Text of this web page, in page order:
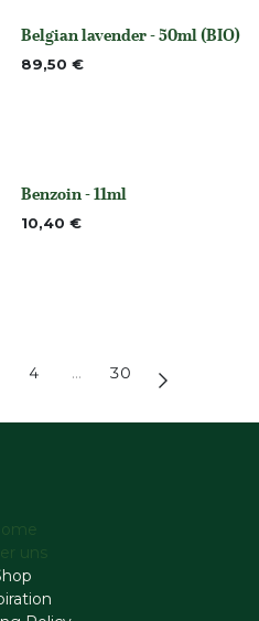
None
Belgian lavender - 50ml (BIO)
89,50 €
None
Benzoin - 11ml
10,40 €
4 … 30
uns